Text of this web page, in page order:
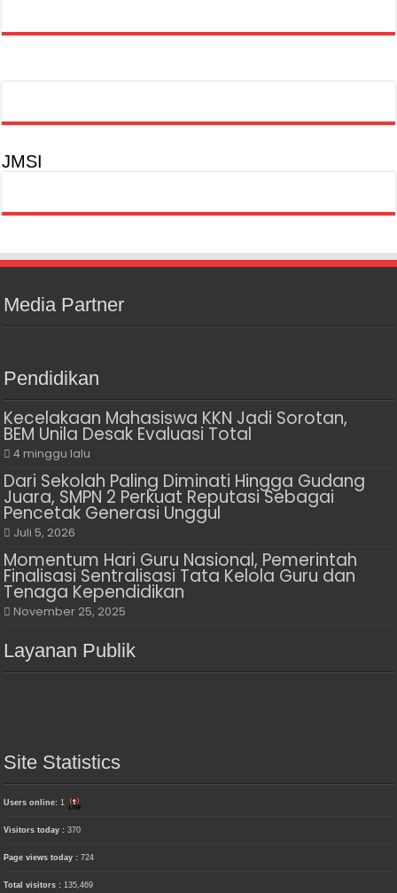
JMSI
Media Partner
Pendidikan
Kecelakaan Mahasiswa KKN Jadi Sorotan,
BEM Unila Desak Evaluasi Total
4 minggu lalu
Dari Sekolah Paling Diminati Hingga Gudang
Juara, SMPN 2 Perkuat Reputasi Sebagai
Pencetak Generasi Unggul
Juli 5, 2026
Momentum Hari Guru Nasional, Pemerintah
Finalisasi Sentralisasi Tata Kelola Guru dan
Tenaga Kependidikan
November 25, 2025
Layanan Publik
Site Statistics
Users online:1
Visitors today :370
Page views today :724
Total visitors :135,469